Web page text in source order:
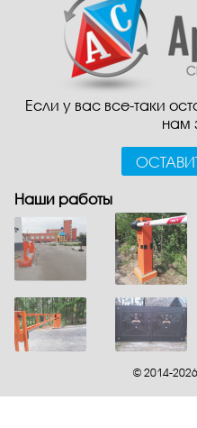
Если у вас все-таки
нам
Наши работы
© 2014-